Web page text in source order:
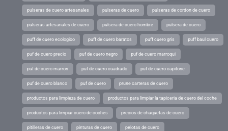
pulseras de cuero artesanales pulseras de cuero pulseras de cordon de cuero
pulseras artesanales de cuero pulsera de cuero hombre pulsera de cuero
puff de cuero ecologico puff de cuero baratos puff cuero gris puff baul cuero
puf de cuero precio puf de cuero negro puf de cuero marroqui
puf de cuero marron puf de cuero cuadrado puf de cuero capitone
puf de cuero blanco puf de cuero prune carteras de cuero
productos para limpieza de cuero productos para limpiar la tapiceria de cuero del coche
productos para limpiar cuero de coches precios de chaquetas de cuero
pitilleras de cuero pinturas de cuero pelotas de cuero